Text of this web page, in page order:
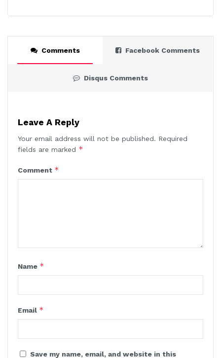
Comments Facebook Comments
Disqus Comments
Leave A Reply
Your email address will not be published. Required
fields are marked *
Comment *
Name *
Email *
Save my name, email, and website in this